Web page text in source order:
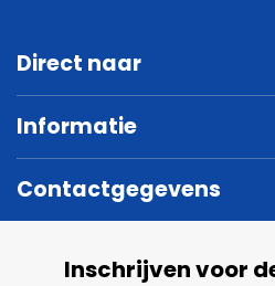
Direct naar
Informatie
Contactgegevens
Inschrijven voor